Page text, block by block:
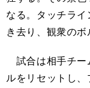
なる。タッチラ
き去り、観衆のボ
試合は相手チー
ルをリセットし